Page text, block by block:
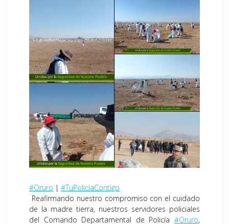
#Oruro | #TuPolicíaContigo
Reafirmando nuestro compromiso con el cuidado
de la madre tierra, nuestros servidores policiales
del Comando Departamental de Policía #Oruro,